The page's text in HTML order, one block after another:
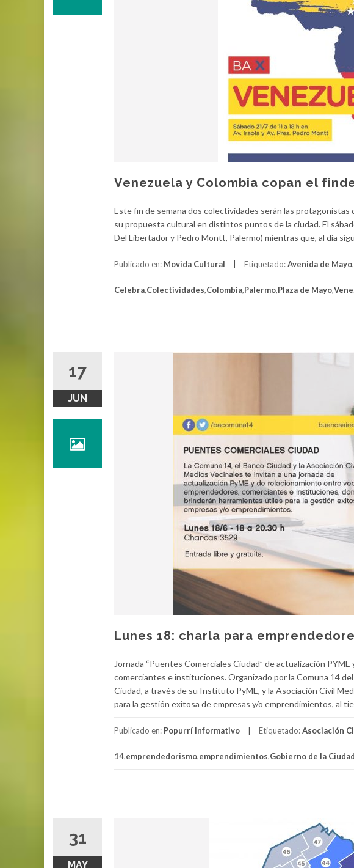
Venezuela y Colombia copan el
Este fin de semana dos colectividades serán las
su propuesta cultural en distintos puntos de la ciudad. El
Del Libertador y Pedro Montt, Palermo) mientras que, al día
Publicado en: Movida Cultural Etiquetado:Avenida de Mayo,
Celebra,Colectividades,Colombia,Palermo,Plaza de Mayo,
17
JUN
Lunes 18: charla para
Jornada “Puentes Comerciales Ciudad” de actualización
comerciantes e instituciones. Organizado por la Comuna 14
Ciudad, a través de su Instituto PyME, y la Asociación Civil
para la gestión exitosa de empresas y/o emprendimientos, al
Publicado en: Popurrí Informativo Etiquetado:Asociación
14,emprendedorismo,emprendimientos,Gobierno de la Ciudad
31
MAY